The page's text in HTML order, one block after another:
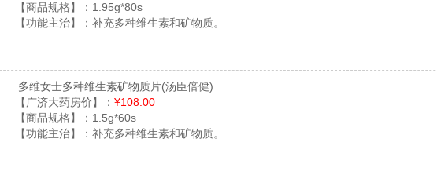
【商品规格】： 1.95g*80s
【功能主治】： 补充多种维生素和矿物质。
多维女士多种维生素矿物质片(汤臣倍健)
【广济大药房价】： ¥108.00
【商品规格】： 1.5g*60s
【功能主治】： 补充多种维生素和矿物质。